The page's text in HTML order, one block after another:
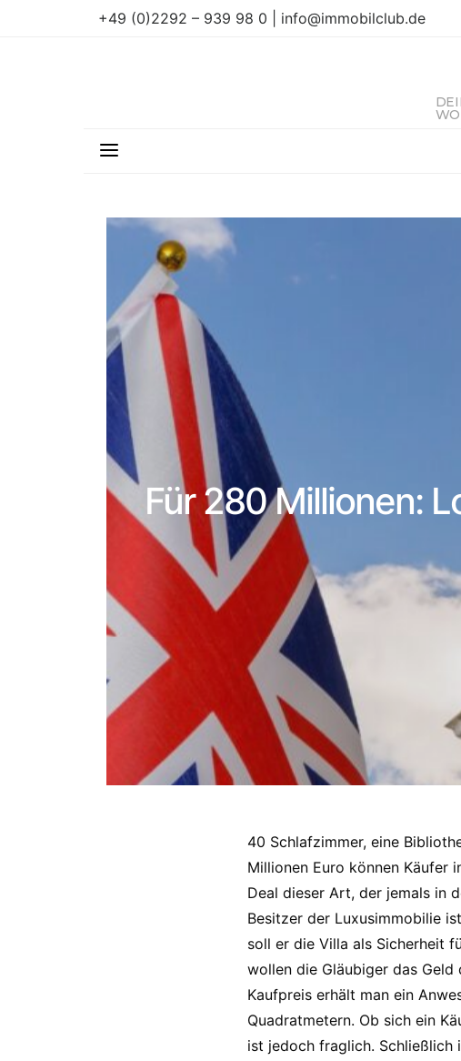
+49 (0)2292 – 939 98 0 | info@immobilclub.de
Für 280 Millionen:
40 Schlafzimmer, eine
Millionen Euro können Käufer
Deal dieser Art, der jemals in
Besitzer der Luxusimmobilie
soll er die Villa als Sicherheit
wollen die Gläubiger das
Kaufpreis erhält man ein
Quadratmetern. Ob sich ein
ist jedoch fraglich. Schließlich